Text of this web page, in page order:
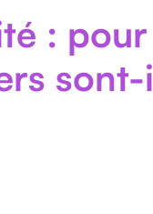
: pour